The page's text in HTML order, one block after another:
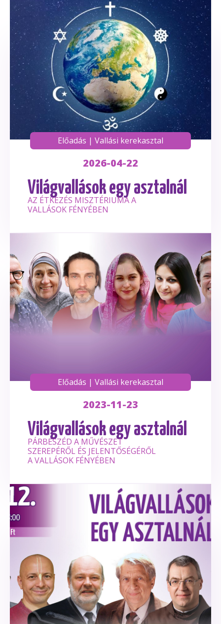
Előadás | Vallási kerekasztal
2026-04-22
Világvallások egy asztalnál
AZ ÉTKEZÉS MISZTÉRIUMA A
VALLÁSOK FÉNYÉBEN
Előadás | Vallási kerekasztal
2023-11-23
Világvallások egy asztalnál
PÁRBESZÉD A MŰVÉSZET
SZEREPÉRŐL ÉS JELENTŐSÉGÉRŐL
A VALLÁSOK FÉNYÉBEN